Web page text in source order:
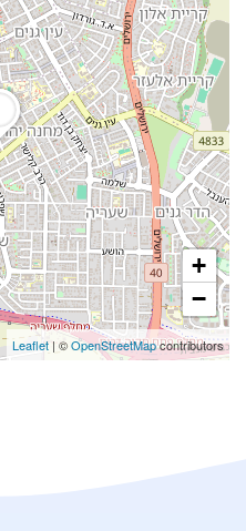
+
−
Leaflet | ©OpenStreetMapcontributors